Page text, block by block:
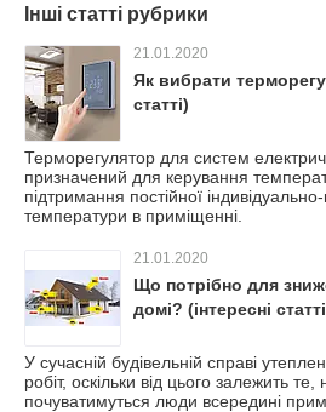
Інші статті рубрики
21.01.2020
Як вибрати
статті)
Терморегулятор для систем
призначений для керування
підтримання постійної
температури в приміщенні.
21.01.2020
Що потрібно для
домі? (інтересні
У сучасній будівельній справі
робіт, оскільки від цього залежить
почуватимуться люди всередині